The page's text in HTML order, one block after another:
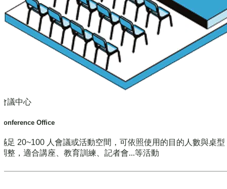
議中心
Office
足 20~100 人會議或活動空間，可依照使用的目的人數與桌型
整，適合講座、教育訓練、記者會...等活動